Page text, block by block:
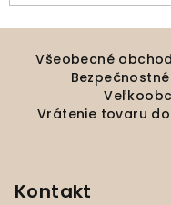
Všeobecné
Vrátenie tovaru
Kontakt